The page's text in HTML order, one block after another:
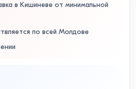
в Кишиневе от минимальной
по всей Молдове